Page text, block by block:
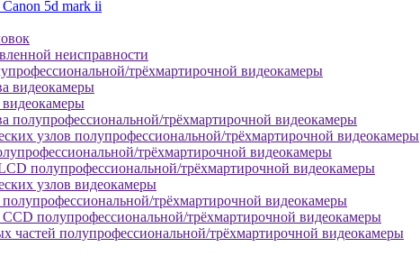
5d mark ii
неисправности
трёхмартирочной видеокамеры
видеокамеры
полупрофессиональной/трёхмартирочной видеокамеры
узлов полупрофессиональной/трёхмартирочной видеокамеры
трёхмартирочной видеокамеры
полупрофессиональной/трёхмартирочной видеокамеры
узлов видеокамеры
трёхмартирочной видеокамеры
полупрофессиональной/трёхмартирочной видеокамеры
частей полупрофессиональной/трёхмартирочной видеокамеры